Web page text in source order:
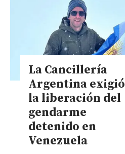
La Cancillería
Argentina exigió
la liberación del
gendarme
detenido en
Venezuela